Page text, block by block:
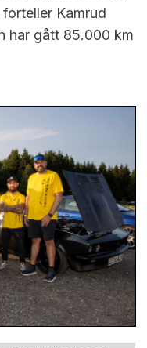
forteller Kamrud
har gått 85.000 km